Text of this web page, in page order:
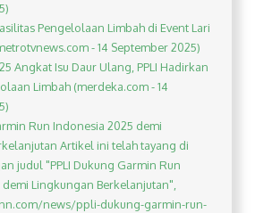
Pengelolaan Limbah di Event Lari
- 14 September 2025)
Angkat Isu Daur Ulang, PPLI Hadirkan
Limbah (merdeka.com - 14
Run Indonesia 2025 demi
Artikel ini telah tayang di
judul "PPLI Dukung Garmin Run
Lingkungan Berkelanjutan",
news/ppli-dukung-garmin-run-